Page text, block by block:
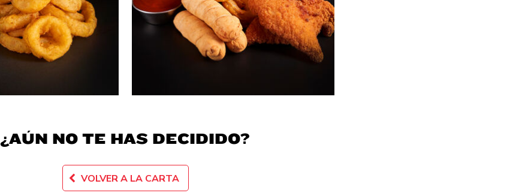
¿AÚN NO TE HAS DECIDIDO?
VOLVER A LA CARTA